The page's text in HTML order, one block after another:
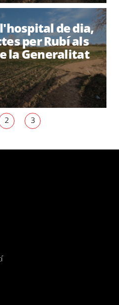
de dia,
per Rubí als
la Generalitat
2 3